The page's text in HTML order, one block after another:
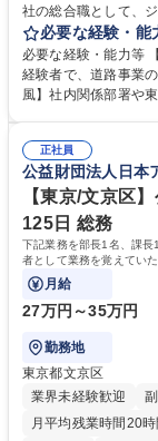
社の総合職として、
等のフロント部門の
制度やキャリア支援が充
管理部門：広報、人
門：駐車場の新規開
道路施設や道路工事
へ配属。※業務内容変更の範囲
ープ】総合職（事務
必要な経験・能
必要な経験・能力等
経験者で、道路事業
風】社内関係部署や
部門など多岐に渡る
事業の他、新宿駅西
イン」の管理運営を
います。 学歴・資格 学歴：大学院 大学 高専 短大 専修学校 高校 語学力：
資格：
正社員
公益財団法人日本
【東京/文京区
125日 総務
下記業務を部長1名、課
者として業務を覚えてい
躍いただくことを期待して
月給
27万円～35万円
勤務地
東京都文京区
業界未経験歓迎
月平均残業時間20